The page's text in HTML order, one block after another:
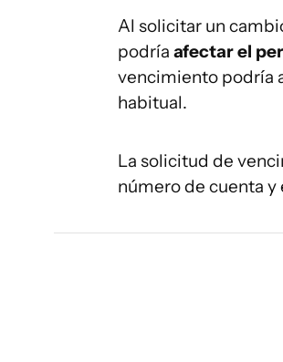
Al solicitar un
podría afectar el
vencimiento podría
habitual.
La solicitud de
número de cuenta